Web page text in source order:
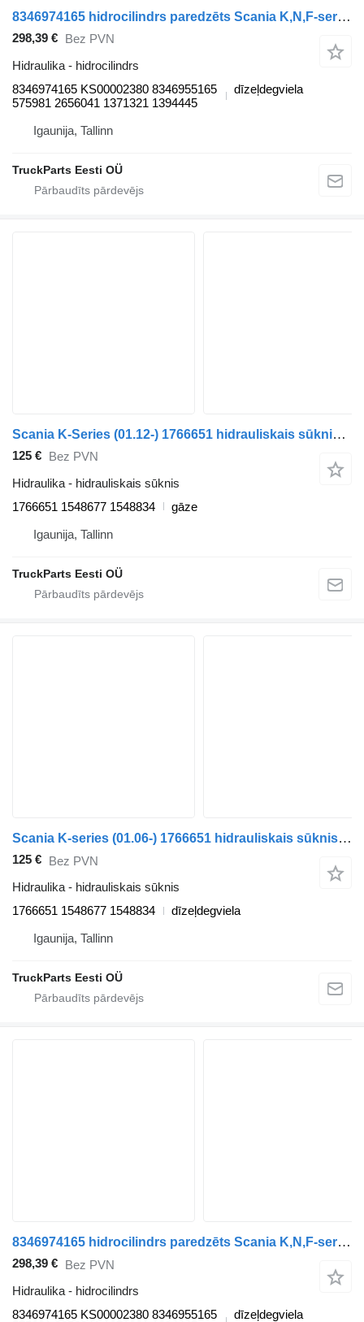
8346974165 hidrocilindrs paredzēts Scania K,N,F-series bus (2006-) autobusa
298,39 € Bez PVN
Hidraulika - hidrocilindrs
8346974165 KS00002380 8346955165
575981 2656041 1371321 1394445
dīzeļdegviela
Igaunija, Tallinn
TruckParts Eesti OÜ
Scania K-Series (01.12-) 1766651 hidrauliskais sūknis paredzēts Scania K,N,F-series bus (2006-) autobusa
125 € Bez PVN
Hidraulika - hidrauliskais sūknis
1766651 1548677 1548834
gāze
Igaunija, Tallinn
TruckParts Eesti OÜ
Scania K-series (01.06-) 1766651 hidrauliskais sūknis paredzēts Scania K,N,F-series bus (2006-) autobusa
125 € Bez PVN
Hidraulika - hidrauliskais sūknis
1766651 1548677 1548834
dīzeļdegviela
Igaunija, Tallinn
TruckParts Eesti OÜ
8346974165 hidrocilindrs paredzēts Scania K,N,F-series bus (2006-) autobusa
298,39 € Bez PVN
Hidraulika - hidrocilindrs
8346974165 KS00002380 8346955165
dīzeļdegviela